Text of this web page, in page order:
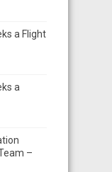
a Flight
a
–